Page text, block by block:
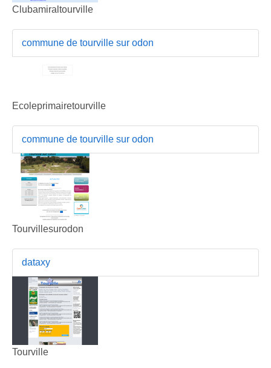
Clubamiraltourville
commune de tourville sur odon
Ecoleprimairetourville
commune de tourville sur odon
Tourvillesurodon
dataxy
Tourville